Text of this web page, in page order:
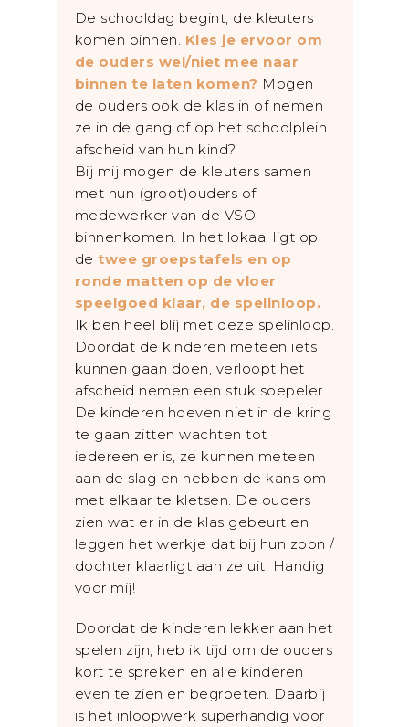
De schooldag begint, de kleuters
komen binnen. Kies je ervoor om
de ouders wel/niet mee naar
binnen te laten komen? Mogen
de ouders ook de klas in of nemen
ze in de gang of op het schoolplein
afscheid van hun kind?
Bij mij mogen de kleuters samen
met hun (groot)ouders of
medewerker van de VSO
binnenkomen. In het lokaal ligt op
de twee groepstafels en op
ronde matten op de vloer
speelgoed klaar, de spelinloop.
Ik ben heel blij met deze spelinloop.
Doordat de kinderen meteen iets
kunnen gaan doen, verloopt het
afscheid nemen een stuk soepeler.
De kinderen hoeven niet in de kring
te gaan zitten wachten tot
iedereen er is, ze kunnen meteen
aan de slag en hebben de kans om
met elkaar te kletsen. De ouders
zien wat er in de klas gebeurt en
leggen het werkje dat bij hun zoon /
dochter klaarligt aan ze uit. Handig
voor mij!
Doordat de kinderen lekker aan het
spelen zijn, heb ik tijd om de ouders
kort te spreken en alle kinderen
even te zien en begroeten. Daarbij
is het inloopwerk superhandig voor